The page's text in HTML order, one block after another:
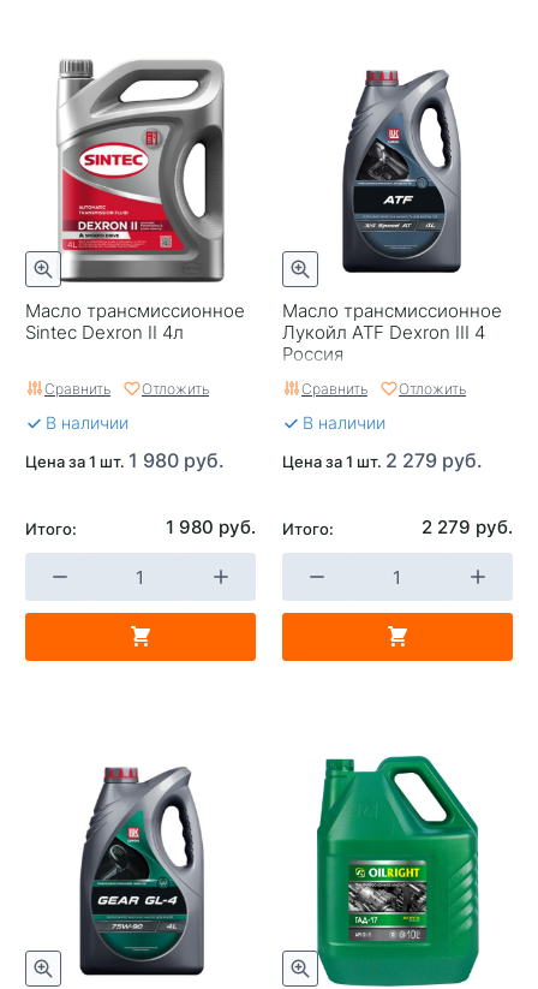
Масло трансмиссионное
Sintec Dexron II 4л
Сравнить Отложить
В наличии
Цена за 1 шт. 1 980 руб.
Итого: 1 980 руб.
Масло трансмиссионное
Лукойл ATF Dexron III 4
Россия
Сравнить Отложить
В наличии
Цена за 1 шт. 2 279 руб.
Итого: 2 279 руб.